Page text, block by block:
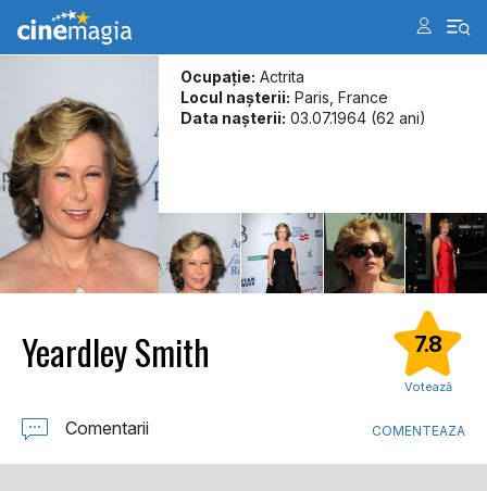
Ocupație: Actrita
Locul naşterii: Paris, France
Data naşterii: 03.07.1964 (62 ani)
Yeardley Smith 7.8
Votează
Comentarii COMENTEAZA